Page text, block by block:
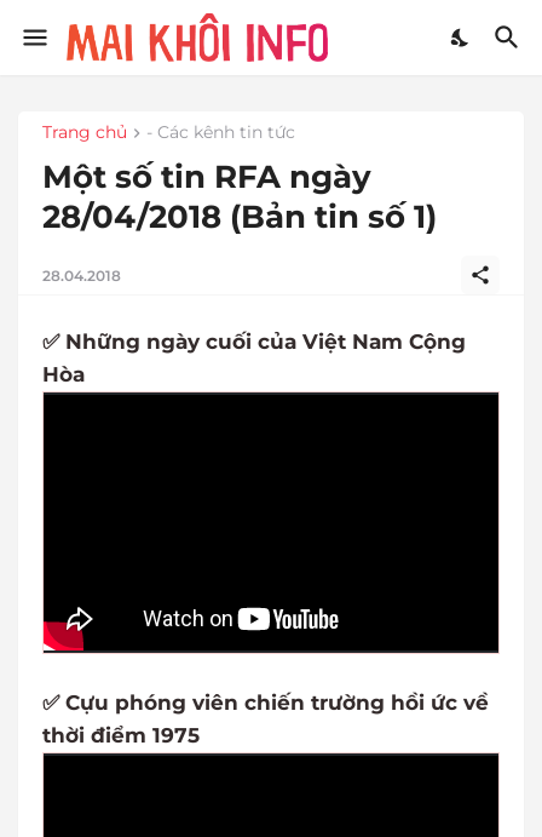
Trang chủ - Các kênh tin tức
Một số tin RFA ngày
28/04/2018 (Bản tin số 1)
28.04.2018
✅ Những ngày cuối của Việt Nam Cộng
Hòa
✅ Cựu phóng viên chiến trường hồi ức về
thời điểm 1975